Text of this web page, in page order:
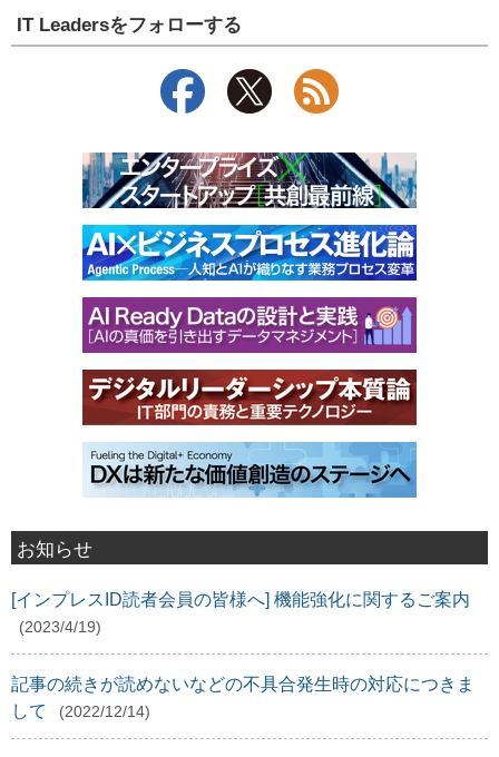
IT Leadersをフォローする
お知らせ
[インプレスID読者会員の皆様へ] 機能強化に関するご案内
(2023/4/19)
記事の続きが読めないなどの不具合発生時の対応につきま
して
(2022/12/14)